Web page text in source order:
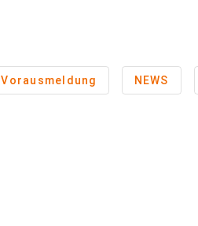
Vorausmeldung NEWS